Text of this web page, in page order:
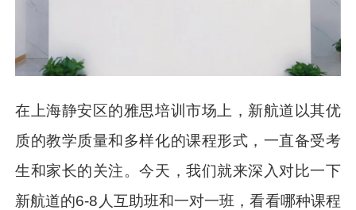
在上海静安区的雅思培训市场上，新航道以其优
质的教学质量和多样化的课程形式，一直备受考
生和家长的关注。今天，我们就来深入对比一下
新航道的6-8人互助班和一对一班，看看哪种课程